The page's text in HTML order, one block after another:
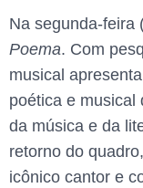
Na segunda-
Poema. Com
musical
poética e musical
da música e da
retorno do
icônico cantor e